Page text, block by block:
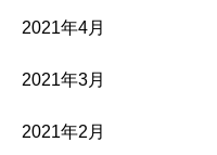
2021年4月
2021年3月
2021年2月